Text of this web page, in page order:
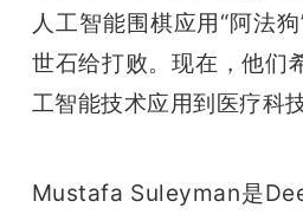
活
动
人工智能围棋应用“阿法
世石给打败。现在，他们
工智能技术应用到医疗科
Mustafa Suleyman是